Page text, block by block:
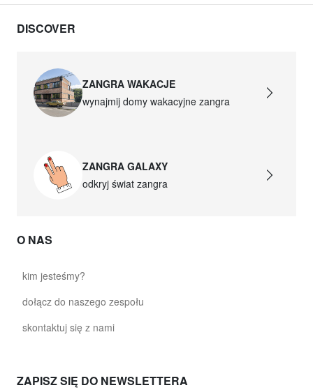
DISCOVER
ZANGRA WAKACJE
wynajmij domy wakacyjne zangra
ZANGRA GALAXY
odkryj świat zangra
O NAS
kim jesteśmy?
dołącz do naszego zespołu
skontaktuj się z nami
ZAPISZ SIĘ DO NEWSLETTERA